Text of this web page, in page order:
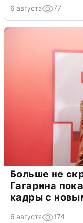
6 августа 77
Больше не
Гагарина
кадры с
6 августа 174